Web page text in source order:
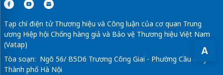
A
Tạp chí điện tử Thương hiệu và Công luận của cơ quan Trung
ương Hiệp hội Chống hàng giả và Bảo vệ Thương hiệu Việt Nam
(Vatap)
Tòa soạn: Ngõ 56/ B5D6 Trương Công Giai - Phường Cầu Giấy -
Thành phố Hà Nội